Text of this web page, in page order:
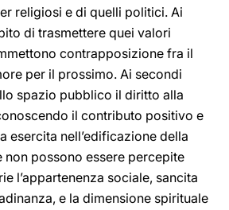
religiosi e di quelli politici. Ai
di trasmettere quei valori
contrapposizione fra il
per il prossimo. Ai secondi
spazio pubblico il diritto alla
il contributo positivo e
esercita nell’edificazione della
non possono essere percepite
l’appartenenza sociale, sancita
e la dimensione spirituale